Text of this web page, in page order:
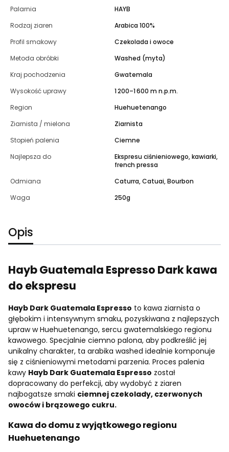
Palarnia
HAYB
Rodzaj ziaren
Arabica 100%
Profil smakowy
Czekolada i owoce
Metoda obróbki
Washed (myta)
Kraj pochodzenia
Gwatemala
Wysokość uprawy
1 200–1 600 m n.p.m.
Region
Huehuetenango
Ziarnista / mielona
Ziarnista
Stopień palenia
Ciemne
Najlepsza do
Ekspresu ciśnieniowego, kawiarki,
french pressa
Odmiana
Caturra, Catuai, Bourbon
Waga
250g
Opis
Hayb Guatemala Espresso Dark kawa
do ekspresu
Hayb Dark Guatemala Espresso to kawa ziarnista o
głębokim i intensywnym smaku, pozyskiwana z najlepszych
upraw w Huehuetenango, sercu gwatemalskiego regionu
kawowego. Specjalnie ciemno palona, aby podkreślić jej
unikalny charakter, ta arabika washed idealnie komponuje
się z ciśnieniowymi metodami parzenia. Proces palenia
kawy Hayb Dark Guatemala Espresso został
dopracowany do perfekcji, aby wydobyć z ziaren
najbogatsze smaki ciemnej czekolady, czerwonych
owoców i brązowego cukru.
Kawa do domu z wyjątkowego regionu
Huehuetenango